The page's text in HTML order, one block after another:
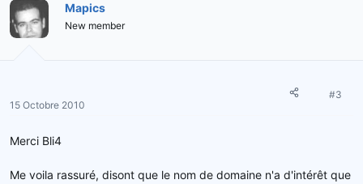
Mapics
New member
15 Octobre 2010
#3
Merci Bli4
Me voila rassuré, disont que le nom de domaine n'a d'intérêt que